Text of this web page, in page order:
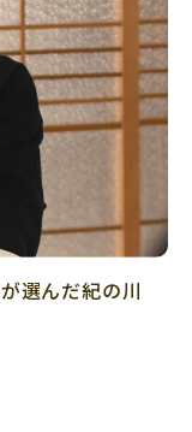
選んだ紀の川